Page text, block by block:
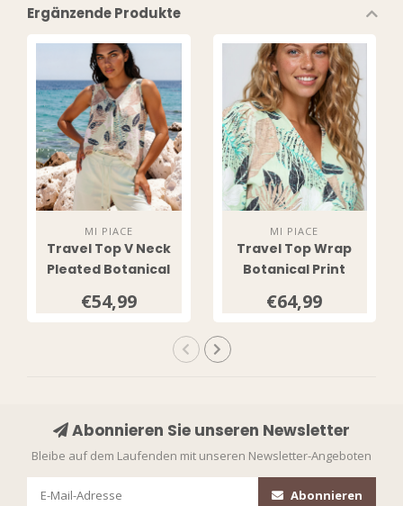
Ergänzende Produkte
MI PIACE
Travel Top V Neck
Pleated Botanical
Pistachio
€54,99
MI PIACE
Travel Top Wrap
Botanical Print
€64,99
Abonnieren Sie unseren Newsletter
Bleibe auf dem Laufenden mit unseren Newsletter-Angeboten
Abonnieren